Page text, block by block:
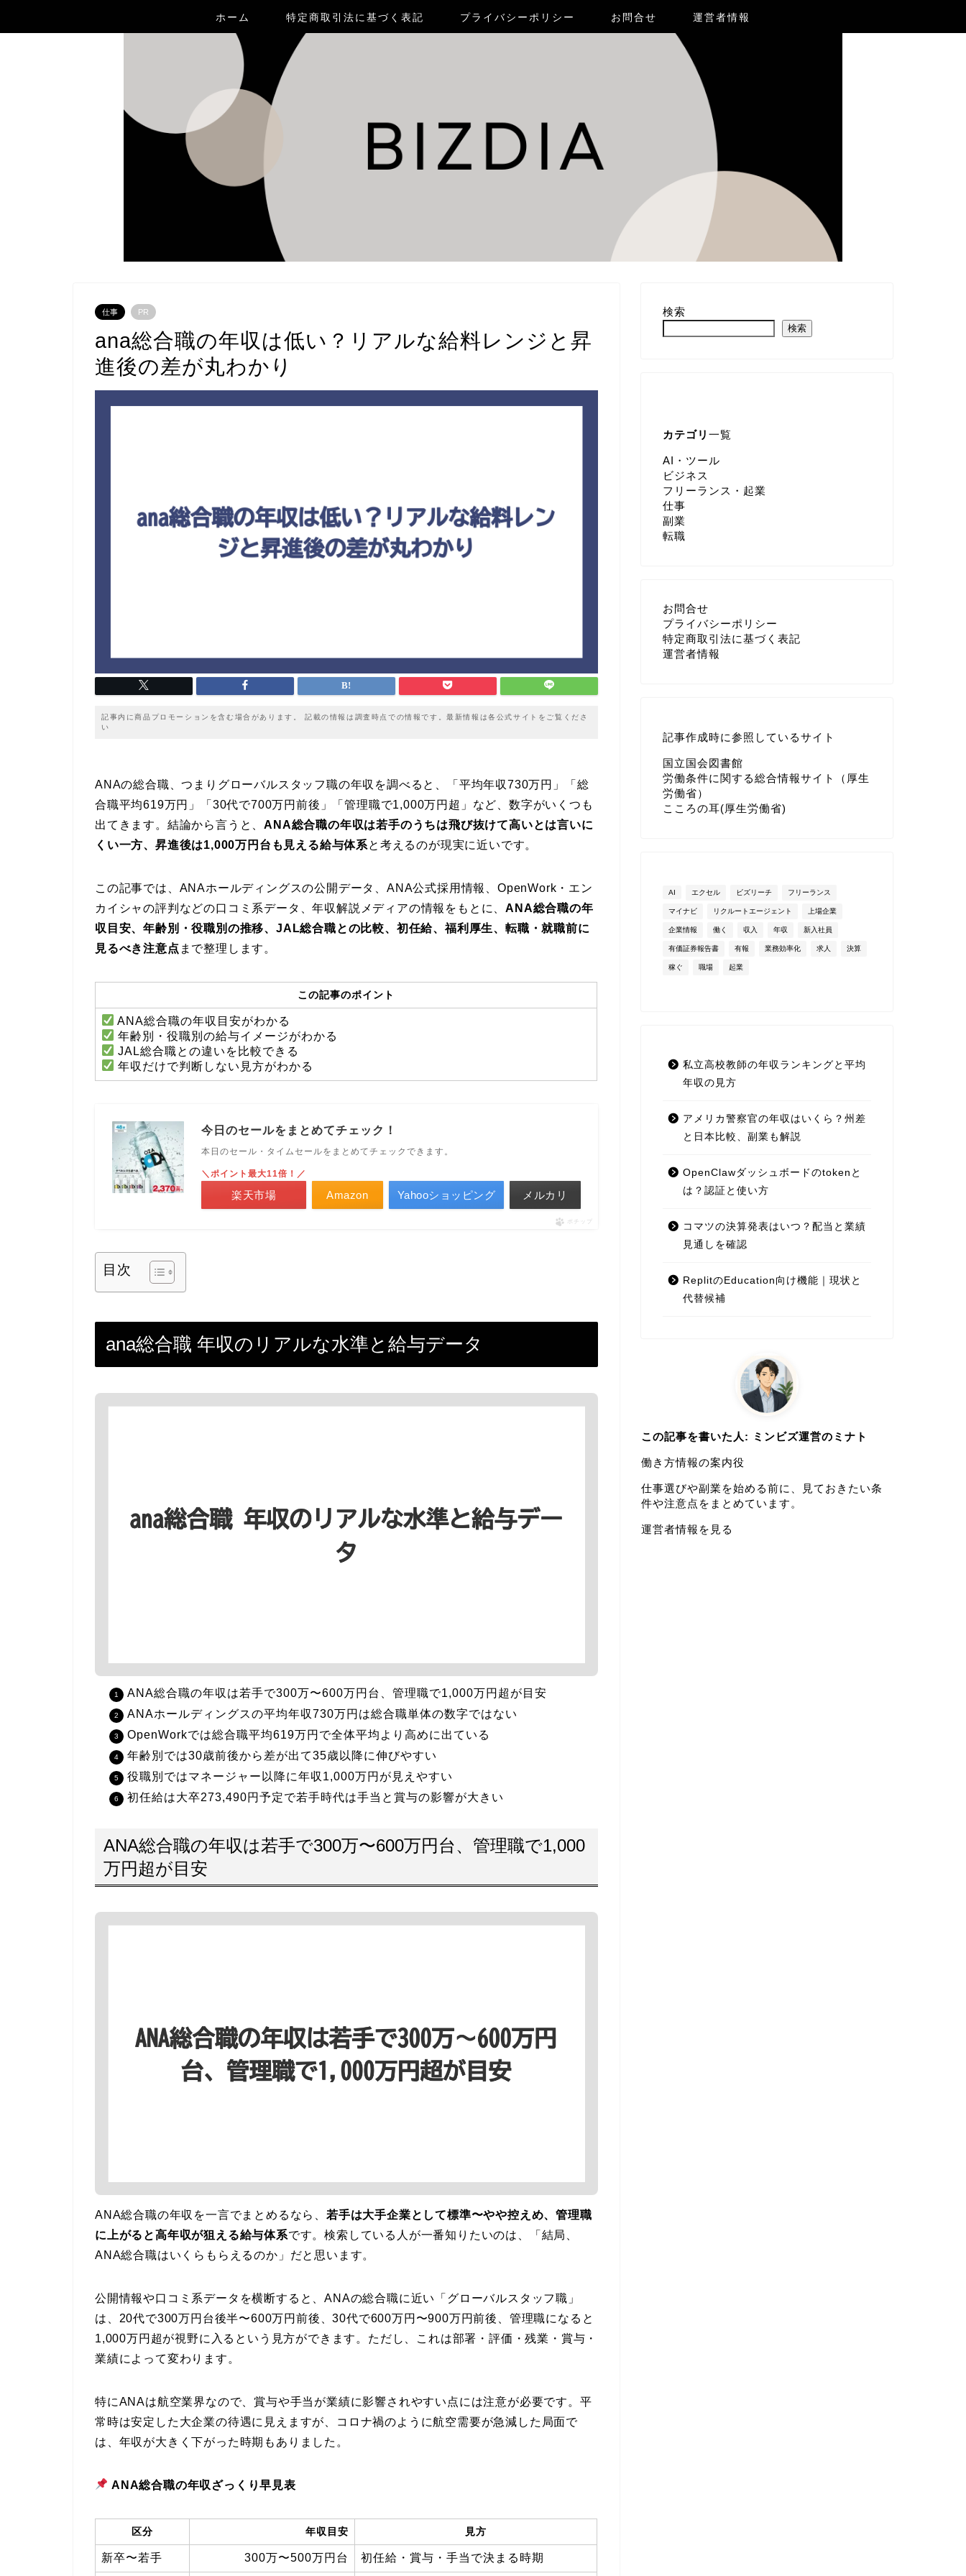
ホーム 特定商取引法に基づく表記 プライバシーポリシー お問合せ 運営者情報
仕事 PR
ana総合職の年収は低い？リアルな給料レンジと昇
進後の差が丸わかり
記事内に商品プロモーションを含む場合があります。 記載の情報は調査時点での情報です。最新情報は各公式サイトをご覧くださ
い
ANAの総合職、つまりグローバルスタッフ職の年収を調べると、「平均年収730万円」「総
合職平均619万円」「30代で700万円前後」「管理職で1,000万円超」など、数字がいくつも
出てきます。結論から言うと、ANA総合職の年収は若手のうちは飛び抜けて高いとは言いに
くい一方、昇進後は1,000万円台も見える給与体系と考えるのが現実に近いです。
この記事では、ANAホールディングスの公開データ、ANA公式採用情報、OpenWork・エン
カイシャの評判などの口コミ系データ、年収解説メディアの情報をもとに、ANA総合職の年
収目安、年齢別・役職別の推移、JAL総合職との比較、初任給、福利厚生、転職・就職前に
見るべき注意点 まで整理します。
この記事のポイント
ANA総合職の年収目安がわかる
年齢別・役職別の給与イメージがわかる
JAL総合職との違いを比較できる
年収だけで判断しない見方がわかる
今日のセールをまとめてチェック！
本日のセール・タイムセールをまとめてチェックできます。
Amazon
＼ポイント最大11倍！／
楽天市場 Yahooショッピング メルカリ
ポチップ
目次
ana総合職 年収のリアルな水準と給与データ
ANA総合職の年収は若手で300万〜600万円台、管理職で1,000万円超が目安
ANAホールディングスの平均年収730万円は総合職単体の数字ではない
OpenWorkでは総合職平均619万円で全体平均より高めに出ている
年齢別では30歳前後から差が出て35歳以降に伸びやすい
役職別ではマネージャー以降に年収1,000万円が見えやすい
初任給は大卒273,490円予定で若手時代は手当と賞与の影響が大きい
ANA総合職の年収は若手で300万〜600万円台、管理職で1,000
万円超が目安
ANA総合職の年収を一言でまとめるなら、 若手は大手企業として標準〜やや控えめ、管理職
に上がると高年収が狙える給与体系です。検索している人が一番知りたいのは、「結局、
ANA総合職はいくらもらえるのか」だと思います。
公開情報や口コミ系データを横断すると、ANAの総合職に近い「グローバルスタッフ職」
は、20代で300万円台後半〜600万円前後、30代で600万円〜900万円前後、管理職になると
1,000万円超が視野に入るという見方ができます。ただし、これは部署・評価・残業・賞与・
業績によって変わります。
特にANAは航空業界なので、賞与や手当が業績に影響されやすい点には注意が必要です。平
常時は安定した大企業の待遇に見えますが、コロナ禍のように航空需要が急減した局面で
は、年収が大きく下がった時期もありました。
ANA総合職の年収ざっくり早見表
区分 年収目安 見方
新卒〜若手 300万〜500万円台 初任給・賞与・手当で決まる時期
検索
検索
カテゴリ 一覧
AI・ツール
ビジネス
フリーランス・起業
仕事
副業
転職
お問合せ
プライバシーポリシー
特定商取引法に基づく表記
運営者情報
記事作成時に参照しているサイト
国立国会図書館
労働条件に関する総合情報サイト（厚生
労働省）
こころの耳(厚生労働省)
AI エクセル ビズリーチ フリーランス
マイナビ リクルートエージェント 上場企業
企業情報 働く 収入 年収 新入社員
有価証券報告書 有報 業務効率化 求人 決算
稼ぐ 職場 起業
私立高校教師の年収ランキングと平均
年収の見方
アメリカ警察官の年収はいくら？州差
と日本比較、副業も解説
OpenClawダッシュボードのtokenと
は？認証と使い方
コマツの決算発表はいつ？配当と業績
見通しを確認
ReplitのEducation向け機能｜現状と
代替候補
この記事を書いた人: ミンビズ運営のミナト
働き方情報の案内役
仕事選びや副業を始める前に、見ておきたい条
件や注意点をまとめています。
運営者情報を見る